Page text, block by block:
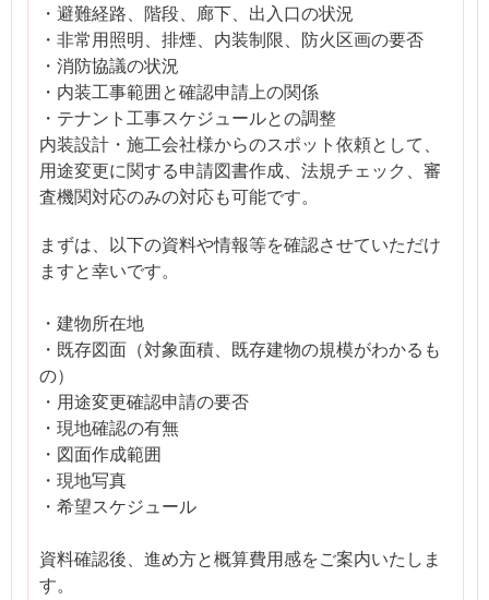
・避難経路、階段、廊下、出入口の状況
・非常用照明、排煙、内装制限、防火区画の要否
・消防協議の状況
・内装工事範囲と確認申請上の関係
・テナント工事スケジュールとの調整
内装設計・施工会社様からのスポット依頼として、
用途変更に関する申請図書作成、法規チェック、審
査機関対応のみの対応も可能です。
まずは、以下の資料や情報等を確認させていただけ
ますと幸いです。
・建物所在地
・既存図面（対象面積、既存建物の規模がわかるも
の）
・用途変更確認申請の要否
・現地確認の有無
・図面作成範囲
・現地写真
・希望スケジュール
資料確認後、進め方と概算費用感をご案内いたしま
す。